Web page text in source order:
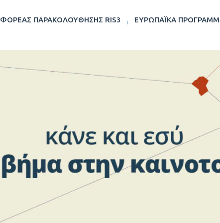
ΦΟΡΈΑΣ ΠΑΡΑΚΟΛΟΎΘΗΣΗΣ RIS3 ΕΥΡΩΠΑΪΚΆ